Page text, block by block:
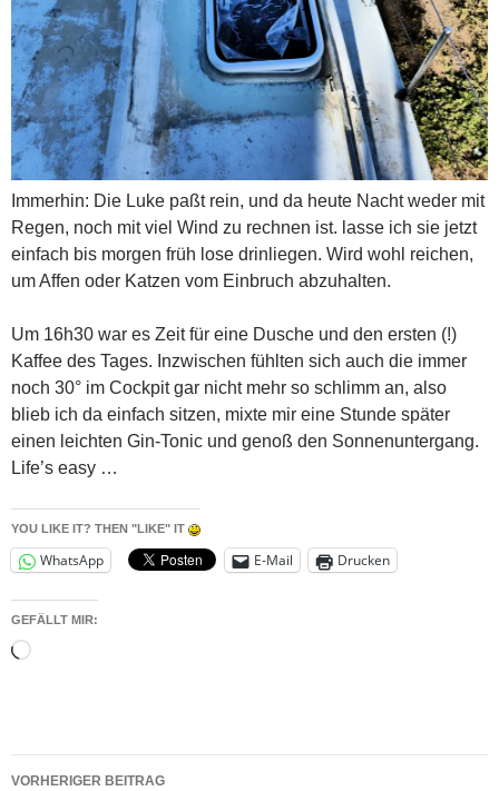
Immerhin: Die Luke paßt rein, und da heute Nacht weder mit
Regen, noch mit viel Wind zu rechnen ist. lasse ich sie jetzt
einfach bis morgen früh lose drinliegen. Wird wohl reichen,
um Affen oder Katzen vom Einbruch abzuhalten.
Um 16h30 war es Zeit für eine Dusche und den ersten (!)
Kaffee des Tages. Inzwischen fühlten sich auch die immer
noch 30° im Cockpit gar nicht mehr so schlimm an, also
blieb ich da einfach sitzen, mixte mir eine Stunde später
einen leichten Gin-Tonic und genoß den Sonnenuntergang.
Life’s easy …
YOU LIKE IT? THEN "LIKE" IT
WhatsApp E-Mail Drucken
GEFÄLLT MIR:
Wird
Beitragsnavigation
VORHERIGER BEITRAG